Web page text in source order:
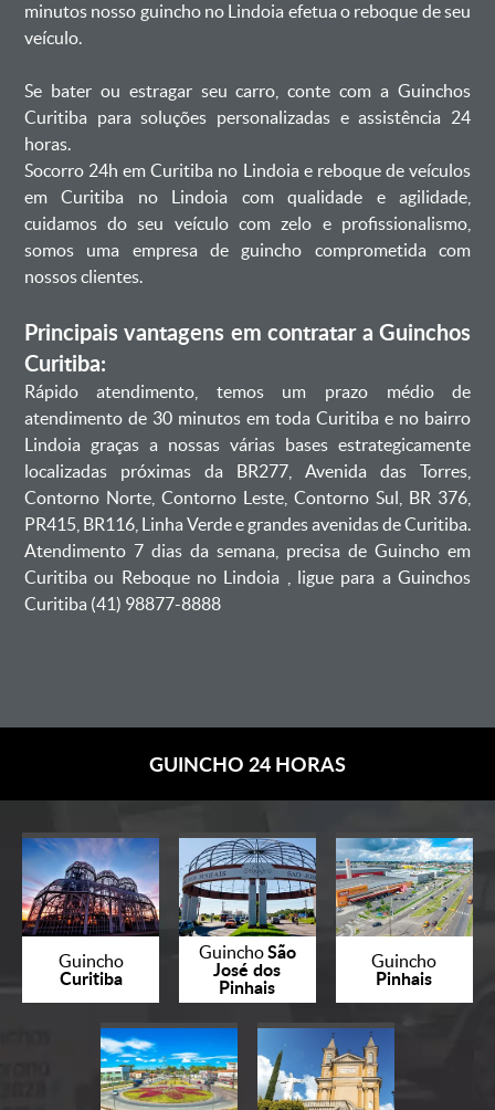
minutos nosso guincho no Lindoia efetua o reboque de seu
veículo.
Se bater ou estragar seu carro, conte com a Guinchos
Curitiba para soluções personalizadas e assistência 24
horas.
Socorro 24h em Curitiba no Lindoia e reboque de veículos
em Curitiba no Lindoia com qualidade e agilidade,
cuidamos do seu veículo com zelo e profissionalismo,
somos uma empresa de guincho comprometida com
nossos clientes.
Principais vantagens em contratar a Guinchos
Curitiba:
Rápido atendimento, temos um prazo médio de
atendimento de 30 minutos em toda Curitiba e no bairro
Lindoia graças a nossas várias bases estrategicamente
localizadas próximas da BR277, Avenida das Torres,
Contorno Norte, Contorno Leste, Contorno Sul, BR 376,
PR415, BR116, Linha Verde e grandes avenidas de Curitiba.
Atendimento 7 dias da semana, precisa de Guincho em
Curitiba ou Reboque no Lindoia , ligue para a Guinchos
Curitiba (41) 98877-8888
GUINCHO 24 HORAS
Guincho
Curitiba
GuinchoSão
José dos
Pinhais
Guincho
Pinhais